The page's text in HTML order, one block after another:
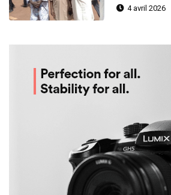
4 avril 2026